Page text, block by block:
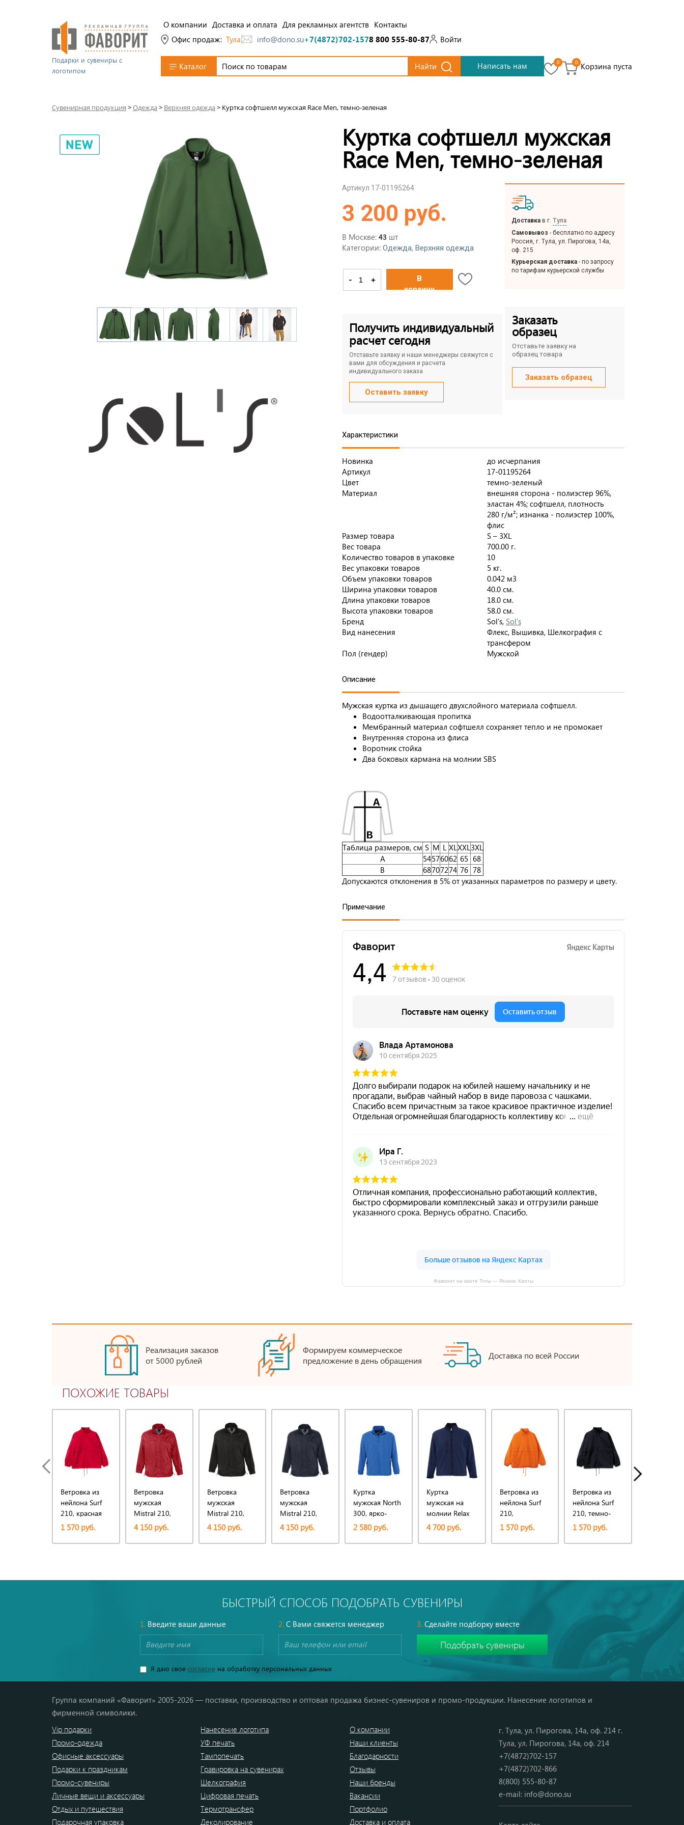
Подарки и сувениры с
логотипом
О компании Доставка и оплата Для рекламных агентств Контакты
Офис продаж: Тула info@dono.su+7(4872)702-1578 800 555-80-87 Войти
Каталог Найти Написать нам 0 0 Корзина пуста
Сувенирная продукция >Одежда> Верхняя одежда> Куртка софтшелл мужская Race Men, темно-зеленая
Куртка софтшелл мужская
Race Men, темно-зеленая
Артикул 17-01195264
3 200 руб.
В Москве: 43 шт
Категории: Одежда, Верхняя одежда
- +
В
корзину
Получить индивидуальный
расчет сегодня
Отставьте заявку и наши менеджеры свяжутся с
вами для обсуждения и расчета
индивидуального заказа
Оставить заявку
Доставка в г. Тула
Самовывоз - бесплатно по адресу
Россия, г. Тула, ул. Пирогова, 14а,
оф. 215
Курьерская доставка - по запросу
по тарифам курьерской службы
Заказать
образец
Отставьте заявку на
образец товара
Заказать образец
Характеристики
Новинка
до исчерпания
Артикул
17-01195264
Цвет
темно-зеленый
Материал
внешняя сторона - полиэстер 96%,
эластан 4%; софтшелл, плотность
280 г/м²; изнанка - полиэстер 100%,
флис
Размер товара
S – 3XL
Вес товара
700.00 г.
Количество товаров в упаковке
10
Вес упаковки товаров
5 кг.
Объем упаковки товаров
0.042 м3
Ширина упаковки товаров
40.0 см.
Длина упаковки товаров
18.0 см.
Высота упаковки товаров
58.0 см.
Бренд
Sol's, Sol's
Вид нанесения
Флекс, Вышивка, Шелкография с
трансфером
Пол (гендер)
Мужской
Описание
Мужская куртка из дышащего двухслойного материала софтшелл.
Водоотталкивающая пропитка
Мембранный материал софтшелл сохраняет тепло и не промокает
Внутренняя сторона из флиса
Воротник стойка
Два боковых кармана на молнии SBS
Таблица размеров, см S M L XLXXL3XL
A
54576062 65 68
B
68707274 76 78
Допускаются отклонения в 5% от указанных параметров по размеру и цвету.
Примечание
Фаворит на карте Тулы — Яндекс Карты
Реализация заказов
от 5000 рублей
Формируем коммерческое
предложение в день обращения
Доставка по всей России
ПОХОЖИЕ ТОВАРЫ
Ветровка из
нейлона Surf
210, красная
1 570 руб.
Ветровка
мужская
Mistral 210,
красная
4 150 руб.
Ветровка
мужская
Mistral 210,
черная
4 150 руб.
Ветровка
мужская
Mistral 210,
темно-синяя
4 150 руб.
Куртка
мужская North
300, ярко-
синяя (royal)
2 580 руб.
Куртка
мужская на
молнии Relax
340, темно-
4 700 руб.
Ветровка из
нейлона Surf
210,
оранжевая
1 570 руб.
Ветровка из
нейлона Surf
210, темно-
синяя (navy)
1 570 руб.
БЫСТРЫЙ СПОСОБ ПОДОБРАТЬ СУВЕНИРЫ
1.Введите ваши данные 2.С Вами свяжется менеджер 3. Сделайте подборку вместе
Я даю свое согласиена обработку персональных данных
Группа компаний «Фаворит» 2005-2026 — поставки, производство и оптовая продажа бизнес-сувениров и промо-продукции. Нанесение логотипов и
фирменной символики.
Vip подарки
Промо-одежда
Офисные аксессуары
Подарки к праздникам
Промо-сувениры
Личные вещи и аксессуары
Отдых и путешествия
Подарочная упаковка
Нанесение логотипа
УФ печать
Тампопечать
Гравировка на сувенирах
Шелкография
Цифровая печать
Термотрансфер
Деколирование
О компании
Наши клиенты
Благодарности
Отзывы
Наши бренды
Вакансии
Портфолио
Доставка и оплата
г. Тула, ул. Пирогова, 14а, оф. 214 г.
Тула, ул. Пирогова, 14а, оф. 214
+7(4872)702-157
+7(4872)702-866
8(800) 555-80-87
e-mail: info@dono.su